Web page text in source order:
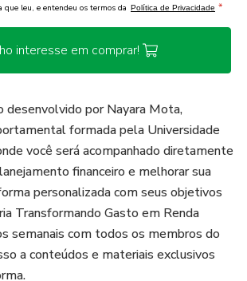
que leu, e entendeu os termos da Política de Privacidade *
interesse em comprar!
desenvolvido por Nayara Mota,
formada pela Universidade
você será acompanhado diretamente
financeiro e melhorar sua
personalizada com seus objetivos
Transformando Gasto em Renda
semanais com todos os membros do
a conteúdos e materiais exclusivos